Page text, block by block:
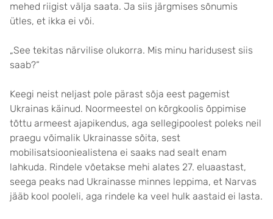
mehed riigist välja saata. Ja siis järgmises sõnumis
ütles, et ikka ei või.
„See tekitas närvilise olukorra. Mis minu haridusest siis
saab?“
Keegi neist neljast pole pärast sõja eest pagemist
Ukrainas käinud. Noormeestel on kõrgkoolis õppimise
tõttu armeest ajapikendus, aga sellegipoolest poleks neil
praegu võimalik Ukrainasse sõita, sest
mobilisatsiooniealistena ei saaks nad sealt enam
lahkuda. Rindele võetakse mehi alates 27. eluaastast,
seega peaks nad Ukrainasse minnes leppima, et Narvas
jääb kool pooleli, aga rindele ka veel hulk aastaid ei lasta.